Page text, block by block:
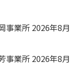
事業所 2026年8月
事業所 2026年8月